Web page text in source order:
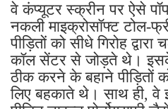
वे कंप्यूटर स्क्रीन पर ऐसे
नकली माइक्रोसॉफ्ट टोल-
पीड़ितों को सीधे गिरोह
कॉल सेंटर से जोड़ते थे।
ठीक करने के बहाने
लिए बहकाते थे। साथ ही, वे